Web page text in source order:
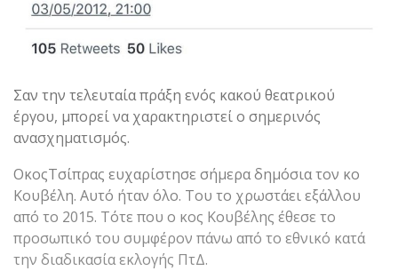
Σαν την τελευταία πράξη ενός κακού θεατρικού
έργου, μπορεί να χαρακτηριστεί ο σημερινός
ανασχηματισμός.
ΟκοςΤσίπρας ευχαρίστησε σήμερα δημόσια τον κο
Κουβέλη. Αυτό ήταν όλο. Του το χρωστάει εξάλλου
από το 2015. Τότε που ο κος Κουβέλης έθεσε το
προσωπικό του συμφέρον πάνω από το εθνικό κατά
την διαδικασία εκλογής ΠτΔ.